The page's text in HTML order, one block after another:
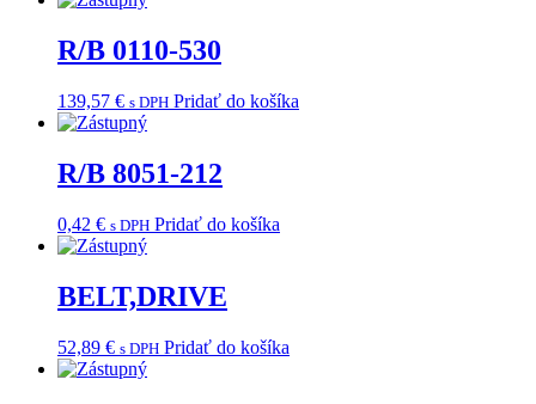
R/B 0110-530
139,57 € s DPH Pridať do košíka
R/B 8051-212
0,42 € s DPH Pridať do košíka
BELT,DRIVE
52,89 € s DPH Pridať do košíka